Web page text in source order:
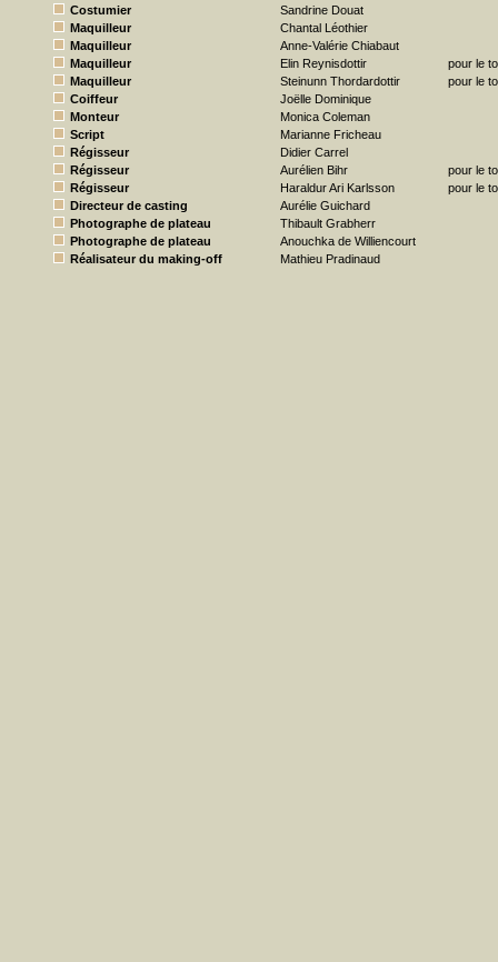
Costumier
Sandrine Douat
Maquilleur
Chantal Léothier
Maquilleur
Anne-Valérie Chiabaut
Maquilleur
Elin Reynisdottir
pour le
Maquilleur
Steinunn Thordardottir
pour le
Coiffeur
Joëlle Dominique
Monteur
Monica Coleman
Script
Marianne Fricheau
Régisseur
Didier Carrel
Régisseur
Aurélien Bihr
pour le
Régisseur
Haraldur Ari Karlsson
pour le
Directeur de casting
Aurélie Guichard
Photographe de plateau
Thibault Grabherr
Photographe de plateau
Anouchka de Williencourt
Réalisateur du making-off
Mathieu Pradinaud